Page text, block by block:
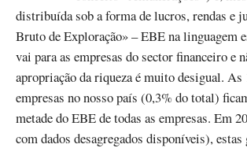
distribuída sob a forma de lucros, rendas e
Bruto de Exploração» – EBE na linguagem
vai para as empresas do sector financeiro e
apropriação da riqueza é muito desigual. As
empresas no nosso país (0,3% do total)
metade do EBE de todas as empresas. Em
com dados desagregados disponíveis), estas